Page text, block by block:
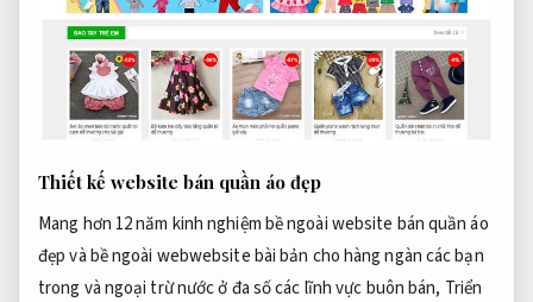
Thiết kế website bán quần áo đẹp
Mang hơn 12 năm kinh nghiệm bề ngoài website bán quần áo
đẹp và bề ngoài webwebsite bài bản cho hàng ngàn các bạn
trong và ngoại trừ nước ở đa số các lĩnh vực buôn bán, Triển